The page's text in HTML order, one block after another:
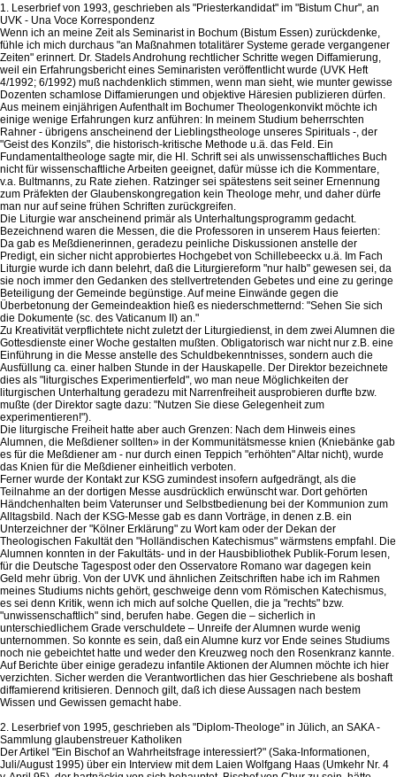
1. Leserbrief von 1993, geschrieben als "Priesterkandidat" im "Bistum Chur", an
UVK - Una Voce Korrespondenz
Wenn ich an meine Zeit als Seminarist in Bochum (Bistum Essen) zurückdenke,
fühle ich mich durchaus "an Maßnahmen totalitärer Systeme gerade vergangener
Zeiten" erinnert. Dr. Stadels Androhung rechtlicher Schritte wegen Diffamierung,
weil ein Erfahrungsbericht eines Seminaristen veröffentlicht wurde (UVK Heft
4/1992; 6/1992) muß nachdenklich stimmen, wenn man sieht, wie munter gewisse
Dozenten schamlose Diffamierungen und objektive Häresien publizieren dürfen.
Aus meinem einjährigen Aufenthalt im Bochumer Theologenkonvikt möchte ich
einige wenige Erfahrungen kurz anführen: In meinem Studium beherrschten
Rahner - übrigens anscheinend der Lieblingstheologe unseres Spirituals -, der
"Geist des Konzils", die historisch-kritische Methode u.ä. das Feld. Ein
Fundamentaltheologe sagte mir, die Hl. Schrift sei als unwissenschaftliches Buch
nicht für wissenschaftliche Arbeiten geeignet, dafür müsse ich die Kommentare,
v.a. Bultmanns, zu Rate ziehen. Ratzinger sei spätestens seit seiner Ernennung
zum Präfekten der Glaubenskongregation kein Theologe mehr, und daher dürfe
man nur auf seine frühen Schriften zurückgreifen.
Die Liturgie war anscheinend primär als Unterhaltungsprogramm gedacht.
Bezeichnend waren die Messen, die die Professoren in unserem Haus feierten:
Da gab es Meßdienerinnen, geradezu peinliche Diskussionen anstelle der
Predigt, ein sicher nicht approbiertes Hochgebet von Schillebeeckx u.ä. Im Fach
Liturgie wurde ich dann belehrt, daß die Liturgiereform "nur halb" gewesen sei, da
sie noch immer den Gedanken des stellvertretenden Gebetes und eine zu geringe
Beteiligung der Gemeinde begünstige. Auf meine Einwände gegen die
Überbetonung der Gemeindeaktion hieß es niederschmetternd: "Sehen Sie sich
die Dokumente (sc. des Vaticanum II) an."
Zu Kreativität verpflichtete nicht zuletzt der Liturgiedienst, in dem zwei Alumnen die
Gottesdienste einer Woche gestalten mußten. Obligatorisch war nicht nur z.B. eine
Einführung in die Messe anstelle des Schuldbekenntnisses, sondern auch die
Ausfüllung ca. einer halben Stunde in der Hauskapelle. Der Direktor bezeichnete
dies als "liturgisches Experimentierfeld", wo man neue Möglichkeiten der
liturgischen Unterhaltung geradezu mit Narrenfreiheit ausprobieren durfte bzw.
mußte (der Direktor sagte dazu: "Nutzen Sie diese Gelegenheit zum
experimentieren!").
Die liturgische Freiheit hatte aber auch Grenzen: Nach dem Hinweis eines
Alumnen, die Meßdiener sollten» in der Kommunitätsmesse knien (Kniebänke gab
es für die Meßdiener am - nur durch einen Teppich "erhöhten" Altar nicht), wurde
das Knien für die Meßdiener einheitlich verboten.
Ferner wurde der Kontakt zur KSG zumindest insofern aufgedrängt, als die
Teilnahme an der dortigen Messe ausdrücklich erwünscht war. Dort gehörten
Händchenhalten beim Vaterunser und Selbstbedienung bei der Kommunion zum
Alltagsbild. Nach der KSG-Messe gab es dann Vorträge, in denen z.B. ein
Unterzeichner der "Kölner Erklärung" zu Wort kam oder der Dekan der
Theologischen Fakultät den "Holländischen Katechismus" wärmstens empfahl. Die
Alumnen konnten in der Fakultäts- und in der Hausbibliothek Publik-Forum lesen,
für die Deutsche Tagespost oder den Osservatore Romano war dagegen kein
Geld mehr übrig. Von der UVK und ähnlichen Zeitschriften habe ich im Rahmen
meines Studiums nichts gehört, geschweige denn vom Römischen Katechismus,
es sei denn Kritik, wenn ich mich auf solche Quellen, die ja "rechts" bzw.
"unwissenschaftlich" sind, berufen habe. Gegen die – sicherlich in
unterschiedlichem Grade verschuldete – Unreife der Alumnen wurde wenig
unternommen. So konnte es sein, daß ein Alumne kurz vor Ende seines Studiums
noch nie gebeichtet hatte und weder den Kreuzweg noch den Rosenkranz kannte.
Auf Berichte über einige geradezu infantile Aktionen der Alumnen möchte ich hier
verzichten. Sicher werden die Verantwortlichen das hier Geschriebene als boshaft
diffamierend kritisieren. Dennoch gilt, daß ich diese Aussagen nach bestem
Wissen und Gewissen gemacht habe.
2. Leserbrief von 1995, geschrieben als "Diplom-Theologe" in Jülich, an SAKA -
Sammlung glaubenstreuer Katholiken
Der Artikel "Ein Bischof an Wahrheitsfrage interessiert?" (Saka-Informationen, Juli/August 1995) über ein Interview mit dem Laien Wolfgang Haas (Umkehr Nr. 4 v. April 95), der hartnäckig von sich behauptet, Bischof von Chur zu sein, hätte vielleicht besser mit der Frage "Ein Haas versucht sich als moderner Rattenfänger?" betitelt werden sollen. Es sollte endlich Schluß gemacht werden mit der Mär vom "integren Bischof" - wenigstens letzteres ist anhand der Ordinationsformel objektiv widerlegbar -, wenn man einige Fakten bedenkt, die aus den Medien bekannt sind bzw. von denen es schriftliche Unterlagen gibt. Auch auf die Gefahr hin, mir den Vorwurf der Verleumdung einzuhandeln, möchte ich den Leser bitten, das folgende zu überdenken. Die besondere Taktik der ökumenischen Antikirche besteht aus einer diabolisch raffinierten Mischung von frömmelndem Geschwafel einerseits und verhaltenen Klagen über Mißstände andererseits, die aber keine Veränderungen nach sich ziehen oder nur solche, die eher eine Verschlechterung bedeuten. Suchen wir diese beiden Elemente - Schönrednerei und konsequenzenloses Klagen - nun konkret bei dem Churer Okkupanten Wolfgang Haas: Bekannt ist Haas für seine ausufernden Predigten, die meist durch zwei Charakteristika gekennzeichnet sind, nämlich die Verkündigung der Lehre seines "Heiligen Vaters", den er ja auch in seinem Interview lobt, und der Hinweis auf Maria als Vorbild. Da manche Johannes Paul II. für marianisch orientiert halten und sogar meinen, das "M" im Wappen oder seine Worte "totus tuus" bezögen sich auf die Gottesmutter statt auf ein Konstrukt seiner kranken Philosophie, die J. Dörmann aufgezeigt hat, will Haas diesen Irrtum noch verstärken. Fast jedes neue Schreiben Wojtylas wird von Haas in Predigten, Vorträgen und Privatgesprächen rühmend erwähnt und die Quintessenz den Zuhörern vermittelt; z.B. verkündete Haas vor mehreren hundert Besuchern der Churer Kathedrale in einer Pseudomesse in Anlehnung an den bekannten Spruch: "Christ, werde, was du bist", das "höhere Evangelium" Wojtylas: "Mensch, werde, was du bist". Haas hat Wojtyla offensichtlich verstanden und denkt auch so. Sonst könnte er ja auch nicht die Enzykliken so penetrant anpreisen und würde auch nicht permanent dazu aufrufen, an den Sessions mit Wojtyla anläßlich der "Internationalen Jugendtreffen" teilzunehmen, für die auch er schon viele tausend Franken ausgegeben hat. Also lautet das Haas-Motto: "Glaubt an Wojtyla und glaubt an mich, und schaut auf Maria, die Mutter der Kirche, des pilgernden Gottesvolkes." Die Ahnungslosen, versammelt z. B. in "Pro ecclesia" oder im "Marianischen Frauen- und Mütterverein", schmelzen ob der Treue zum "Heiligen Vater" dahin und fragen nicht mehr nach der Wahrheit. Ein bißchen - falsche - Mariologie obendrauf, und jeder Versuch der Kritik wird im Keim erstickt. Eng damit verwoben ist die Klage darüber, daß einige den "Heiligen Vater" im Stich lassen und durch Ungehorsam ihm bzw. Gott gegenüber (hier stellt sich die Frage: Wem denn nun?) betrüben. Diese gefühlsbetonte und argumentationslose Masche verwenden die Modernisten gerne, da für sie ja nicht die Wahrheit, sondern das Gefühl das höchste Gut bedeutet. Paul VI. verbreitete sogar die häretisch klingende Formulierung von der "Selbstzerstörung der Kirche"; zwar hat Montini in der Tat gegen die Kirche gekämpft, doch als Nicht-Christ gehörte er nicht zur Kirche, weswegen er nicht von einer "Selbstzerstörung" sprechen durfte. Immer, wenn Wojtyla das Hohelied auf die Liturgiereform singt, stöhnt er auch ein wenig über die Übertreibungen, gegen die er aber nicht wirksam vorgeht. Haas befürwortet in seinem Interview eine Revision der Liturgiereform, feiert aber munter den Novus Ordo; vielleicht träumt auch er von einer liturgia semper reformanda. Um es klar zu sagen: Ein paar mehr oder weniger salbungsvolle Worte bringen nicht viel und dürfen einen Katholiken nicht täuschen. Anhand der oft beiläufigen antichristlichen Äußerungen und nicht zuletzt der Taten erkennt man, was nun wirklich Sache ist. Betrachten wir deshalb zwei Bereiche, in denen sich das hinhaltende Nichtstun, also letztlich wohl eine Verlogenheit der Klagen des Herrn Haas, besonders klar erkennen läßt. Der erste betrifft die Theologische Hochschule, deren Großkanzler Haas ist, der zweite die Frage der Ordinationen im Bistum Chur. Zur Theologischen Hochschule Chur: Durch die Medien geisterte immer wieder ein Thema: Einige Professoren (nennen wir sie einfach die Ohne-Haas-Esser) weigerten sich - das tun sie auch noch heute -, mit dem von Haas zum Regens eingesetzten Opus-Dei-Mann Dr. Peter Rutz (nennen wir ihn und seine Tischgenossen einfach die Mit-Haas-Esser) an einem Tisch zu speisen. Das wurde von "Pro ecclesia" und Co. immer wieder als Skandal bezeichnet, während die Ohne-Haas-Esser es als Nötigung einstuften, von Haas zur Tischgemeinschaft aufgefordert zu werden. Scheinbar brisant wurde es mit dem "Ultimatum", in dem Haas den Ohne-Haas-Essern mit der Ausweisung aus dem Seminar drohte, falls sie nicht bis zu einem bestimmten Termin den Tischplatz entsprechend den Vorstellungen des Churer Oberlaien wechselten. Der Termin kam, die Professoren blieben sowohl an ihrem Stammplatz als auch im Haus, das sie jedoch nach und nach verließen, nicht ohne sich das Image des Märtyrers gleich mitzunehmen. Traurig ist dabei nicht nur, daß sich die Beteiligten auf beiden Seiten zum Märtyrer erklärten oder erklären ließen, sondern daß die Lappalie des Sitzplatzes bei den Mahlzeiten so aufgebauscht wurde, während die Frage nach der dogmatischen Zuverlässigkeit gar nicht zur Debatte stand. In der Antikirche ist ja "Einheit in der Vielfalt" alles, d. h. solange man die geschwisterliche (Mahl-) Gemeinschaft pflegt und es mit der Kritik am "Papst" nicht allzu bunt treibt, darf man bleiben. Dogmen spielen letztlich keine Rolle. Eine Klage konnte also nur den Gehorsam den Kirchenhassern gegenüber betreffen, aber nicht den Gehorsam gegenüber Gott, denn in der Antikirche muß man Wojtyla mehr gehorchen als Gott. Zu der Dogmatik nun noch ein paar Ausführungen: Es ist bedauerlich, daß keine Video- oder wenigstens Tonbänder von den Vorlesungen oder gar den privaten Gesprächen der Dozenten existieren, denn was man schwarz auf weiß erhält, ist meistens sehr entschärft, und nur sehr wenige Dozenten teilen überhaupt Texte aus. Da Chur m. W. nicht über international anerkannte Kapazitäten verfügt, sollen nur zwei kurze Texte zitiert werden, die der Exeget des Alten Testaments (Beat Zuber) und der Pastoraltheologe (Ernst Spichtig) verteilt haben. Sofern man mir nicht den Vorwurf der sinnentstellenden Zitation macht, halte ich es nicht für der Mühe wert, eine akribische Analyse dieser Werke zu verfassen; schon durch Abtippen ihrer Elaborate läßt man den Dozenten m.E. mehr Anerkennung zukommen, als sie verdienen. Das Interessante bei der Sache ist, daß Spichtig zu den Ohne-Haas-Essern, Zuber aber zu den Mit-Haas-Essern gehört. Man bedenke das genau: Den Ahnungslosen wird eingetrichtert, entscheidend sei der Tischplatz, also hat der Mit-Haas-Esser schon den größten Teil der Naiven auf seiner Seite. Die Seminaristen schlucken eifrig das Gift, sie folgen ihrem Guru, selbst wenn er sie in die Hölle führt. Das heißt aber nicht, daß sofort alles, was der Ohne-Haas-Esser Spichtig zum Besten gibt, kritisch hinterfragt wird. 1.) Zuber, aus einem Aufsatz über das Psalmengebet: "Das Alte Testament ist kein erbauliches Buch für uns Christen und es ist uns fremd, weil wir kaum mehr etwas wissen über die Welt, in der die einzelnen Texte geschrieben worden sind. Wenn es auch für uns zum Heiligen Buch geworden ist, so einzig und allein, weil nach seinen eigenen Worten darin von unserem Herrn und Heiland Jesus Christus die Rede ist. Die Auslegungsmethode der Kirchenväter bestand denn auch darin, in dem Buch nach diesen versteckten Hinweisen auf ihn zu forschen. Daß sie fündig geworden und zu diesem Zweck manchmal recht großzügig mit den alten Texten umgegangen sind, versteht sich von selbst und hat auch früher niemanden gestört - außer vielleicht die Juden, denen man dann beibringen wollte, daß sie ihr eigenes Heiliges Buch ja gar nicht richtig lesen können. - Anders die historisch-kritische Methode der modernen Bibelforschung, für die das Vorgehen der Kirchenväter so ziemlich genau das ist, was man eben nicht tun darf. Ihr Ziel ist es, dem antiken Text wieder so gerecht zu werden, wie er damals von seinen jüdischen Verfassern gedacht und geschrieben worden war. Und damit arbeitet diese Methode unserem Wunsch nach Erbauung meist diametral entgegen, denn was da zum Vorschein kommt, wenn man sie konsequent anwendet, ist für unsere Bedürfnisse selten noch aufbauend. Was ich damit sagen will? Psalmenbeten als Teilnahme am Gebet der Kirche und der Mönche - wieso nicht! Das ist gut und richtig und legitim. Es aber unter der Devise 'Zurück zu den Quellen' anzupreisen, halte ich für betrügerisch. Geht man tatsächlich zu den Quellen zurück und liest man das Alte Testament als antike Literatur, so ist es ein wildes und erregendes Zeugnis der Auseinandersetzung eines intelligenten Volkes mit seinem Gott. Dieser Gott trägt aber nur ganz selten und schwer erkennbar die Züge des Vaters unseres Herrn Jesus Christus. Ihn dann einfach, wie das oft geschieht mit dem Zuckerguß pietistischer Frömmigkeit zu überkleistern, damit er für uns genießbar wird, ist eine Beleidigu